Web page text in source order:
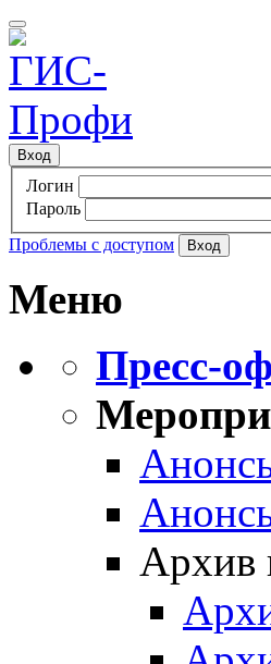
Вход
Логин
Пароль
Проблемы с доступом
Меню
Пресс-
Архив